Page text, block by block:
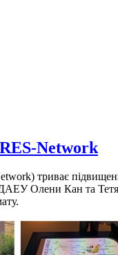
Network
триває
Олени Кан та